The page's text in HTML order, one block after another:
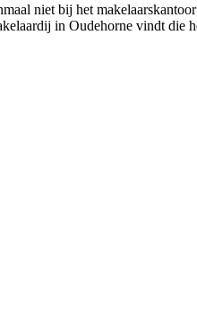
niet bij het
in Oudehorne vindt die